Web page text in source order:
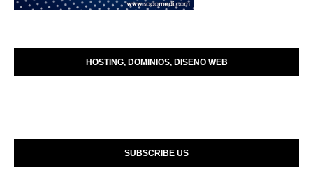
HOSTING, DOMINIOS, DISENO WEB
SUBSCRIBE US